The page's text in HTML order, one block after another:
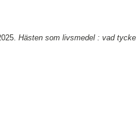
Hästen som livsmedel : vad